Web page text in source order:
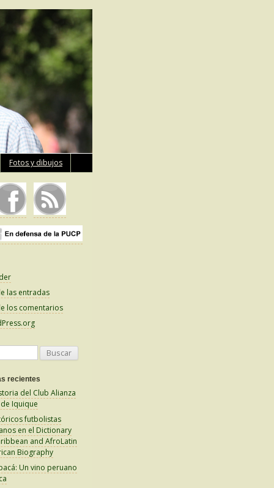
Fotos y dibujos
las entradas
los comentarios
recientes
del Club Alianza
Iquique
futbolistas
en el Dictionary
and AfroLatin
Biography
Un vino peruano